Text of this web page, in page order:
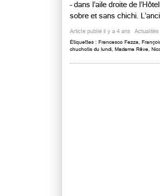
– dans l’aile droite de
sobre et sans chichi.
Article publié il y a 4 ans Actualités
Étiquettes : Francesco Fezza
chuchotis du lundi Madame Rêve